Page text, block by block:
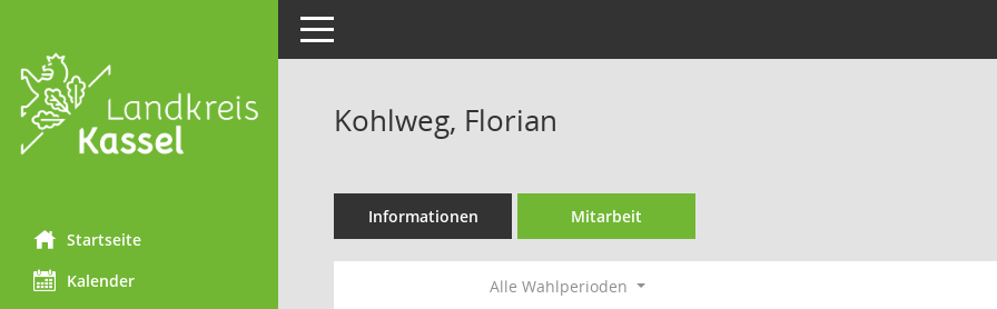
Startseite
Kalender
Toggle navigation
Kohlweg, Florian
Informationen Mitarbeit
Alle Wahlperioden